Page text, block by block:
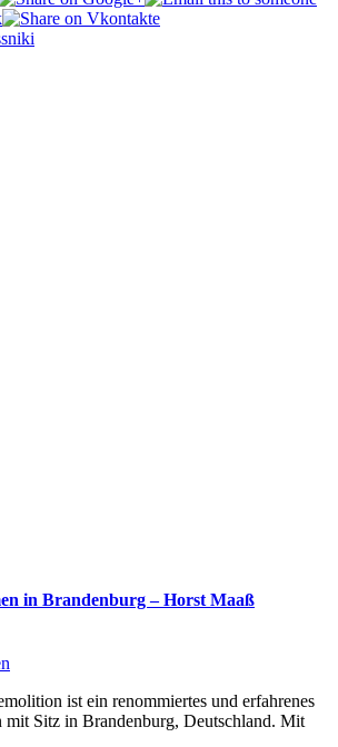
in Brandenburg – Horst Maaß
ist ein renommiertes und erfahrenes
mit Sitz in Brandenburg, Deutschland. Mit